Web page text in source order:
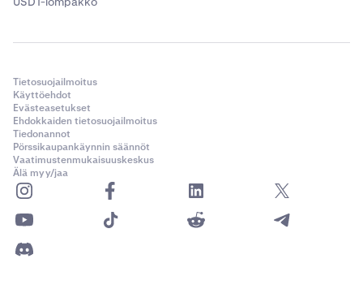
olevaaOsta
Tietosuojailmoitus
Käyttöehdot
Evästeasetukset
Ehdokkaiden tietosuojailmoitus
Tiedonannot
Pörssikaupankäynnin säännöt
Vaatimustenmukaisuuskeskus
Älä myy/jaa